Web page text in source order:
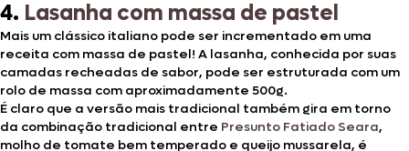
4. Lasanha com massa de pastel
Mais um clássico italiano pode ser incrementado em uma
receita com massa de pastel! A lasanha, conhecida por suas
camadas recheadas de sabor, pode ser estruturada com um
rolo de massa com aproximadamente 500g.
É claro que a versão mais tradicional também gira em torno
da combinação tradicional entre Presunto Fatiado Seara,
molho de tomate bem temperado e queijo mussarela, é